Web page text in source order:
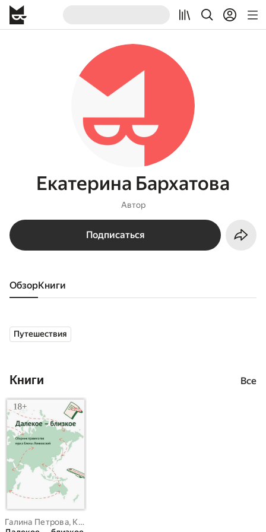
Екатерина Бархатова
Автор
Подписаться
Обзор книги
Путешествия
Книги Все
Галина Петрова, Кира Вьюжная